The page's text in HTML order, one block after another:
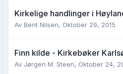
Kirkelige handlinger i
Av Bent Nilsen, Oktober 29, 2015
Finn kilde - Kirkebøker
Av Jørgen M. Steen, Oktober 24,